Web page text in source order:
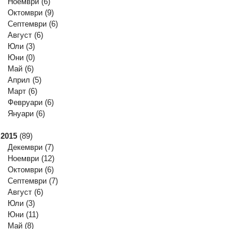
Октомври (9)
Септември (6)
Август (6)
Юли (3)
Юни (0)
Май (6)
Април (5)
Март (6)
Февруари (6)
Януари (6)
2015 (89)
Декември (7)
Ноември (12)
Октомври (6)
Септември (7)
Август (6)
Юли (3)
Юни (11)
Май (8)